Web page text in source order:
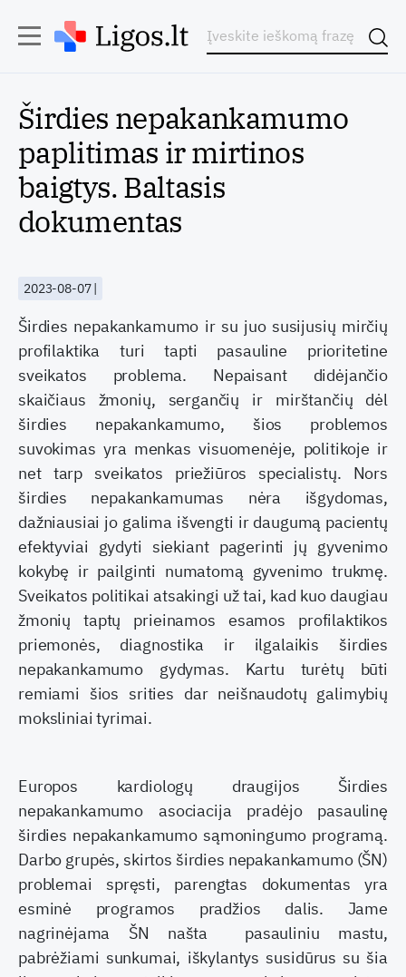
Širdies nepakankamumo
paplitimas ir mirtinos
baigtys. Baltasis
dokumentas
2023-08-07 |
Širdies nepakankamumo ir su juo susijusių mirčių
profilaktika turi tapti pasauline prioritetine
sveikatos problema. Nepaisant didėjančio
skaičiaus žmonių, sergančių ir mirštančių dėl
širdies nepakankamumo, šios problemos
suvokimas yra menkas visuomenėje, politikoje ir
net tarp sveikatos priežiūros specialistų. Nors
širdies nepakankamumas nėra išgydomas,
dažniausiai jo galima išvengti ir daugumą pacientų
efektyviai gydyti siekiant pagerinti jų gyvenimo
kokybę ir pailginti numatomą gyvenimo trukmę.
Sveikatos politikai atsakingi už tai, kad kuo daugiau
žmonių taptų prieinamos esamos profilaktikos
priemonės, diagnostika ir ilgalaikis širdies
nepakankamumo gydymas. Kartu turėtų būti
remiami šios srities dar neišnaudotų galimybių
moksliniai tyrimai.
Europos kardiologų draugijos Širdies
nepakankamumo asociacija pradėjo pasaulinę
širdies nepakankamumo sąmoningumo programą.
Darbo grupės, skirtos širdies nepakankamumo (ŠN)
problemai spręsti, parengtas dokumentas yra
esminė programos pradžios dalis. Jame
nagrinėjama ŠN našta pasauliniu mastu,
pabrėžiami sunkumai, iškylantys susidūrus su šia